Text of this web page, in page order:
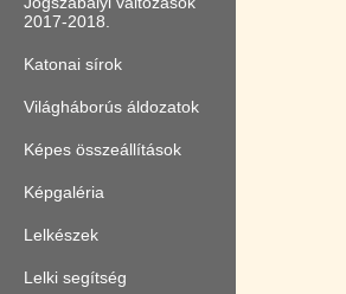
2017-2018.
Katonai sírok
Világháborús áldozatok
Képes összeállítások
Képgaléria
Lelkészek
Lelki segítség